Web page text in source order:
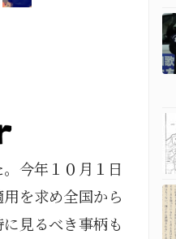
今年１０月１日
を求め全国から
見るべき事柄も